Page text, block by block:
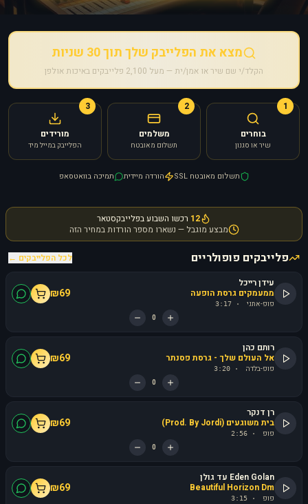
מצא את הפלייבק שלך תוך 30 שניות
הקלד/י שם שיר או אמן/ית — מעל 2,100 פלייבקים באיכות אולפן
1
בוחרים
שיר או סגנון
2
משלמים
תשלום מאובטח
3
מורידים
הפלייבק במייל מיד
תשלום מאובטח SSL הורדה מיידית תמיכה בוואטסאפ
12 רכשו השבוע בפלייבקסטאר
מבצע מוגבל — נשארו מספר הורדות במחיר הזה
פלייבקים פופולריים
לכל הפלייבקים ←
עידן רייכל
ממעמקים גרסת הופעה
פופ-אתני ·
3:17
₪69
0
רותם כהן
אל העולם שלך - גרסת פסנתר
פופ-בלדה ·
3:20
₪69
0
רן דנקר
בית משוגעים (Prod. By Jordi)
פופ ·
2:56
₪69
0
Eden Golan עד גולן
Beautiful Horizon Dm
פופ ·
3:15
₪69